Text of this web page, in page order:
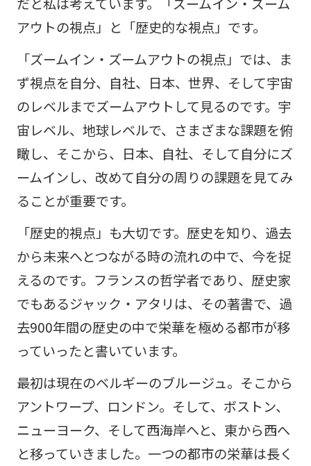
アウトの視点」と「歴史的な視点」です。
「ズームイン・ズームアウトの視点」では、ま
ず視点を自分、自社、日本、世界、そして宇宙
のレベルまでズームアウトして見るのです。宇
宙レベル、地球レベルで、さまざまな課題を俯
瞰し、そこから、日本、自社、そして自分にズ
ームインし、改めて自分の周りの課題を見てみ
ることが重要です。
「歴史的視点」も大切です。歴史を知り、過去
から未来へとつながる時の流れの中で、今を捉
えるのです。フランスの哲学者であり、歴史家
でもあるジャック・アタリは、その著書で、過
去900年間の歴史の中で栄華を極める都市が移
っていったと書いています。
最初は現在のベルギーのブルージュ。そこから
アントワープ、ロンドン。そして、ボストン、
ニューヨーク、そして西海岸へと、東から西へ
と移っていきました。一つの都市の栄華は長く